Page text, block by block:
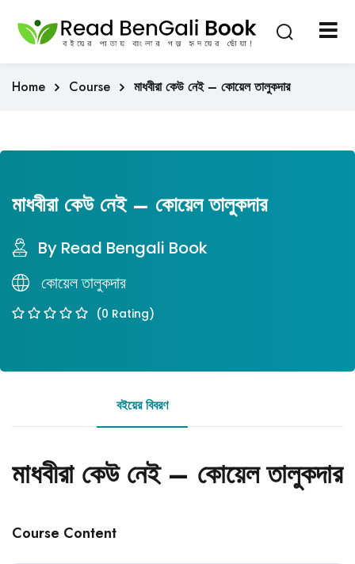
Home Course মাধবীরা কেউ নেই – কোয়েল তালুকদার
মাধবীরা কেউ নেই – কোয়েল তালুকদার
By Read Bengali Book
কোয়েল তালুকদার
(0 Rating)
বইয়ের বিবরণ
মাধবীরা কেউ নেই – কোয়েল তালুকদার
Course Content
Sign in Sign up
Sign in
Remember me